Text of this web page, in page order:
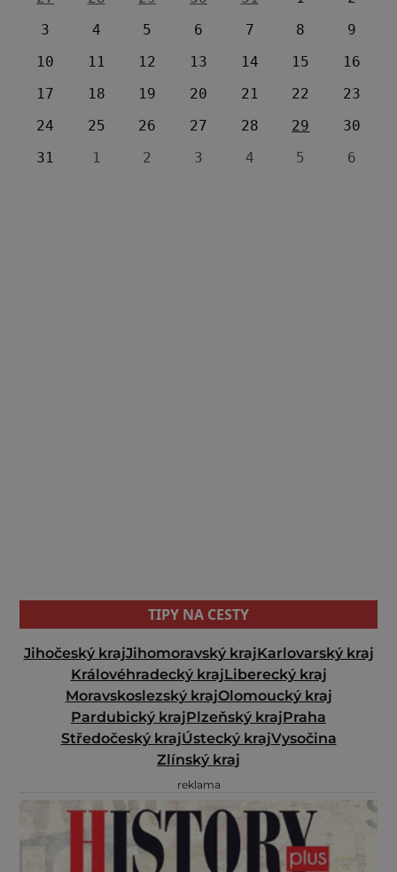
3
4 5 6 7 8
9
10
11 12 13 14 15
16
17
18 19 20 21 22
23
24
25 26 27 28 29
30
31
1 2 3 4 5 6
TIPY NA CESTY
Jihočeský krajJihomoravský krajKarlovarský kraj
Královéhradecký krajLiberecký kraj
Moravskoslezský krajOlomoucký kraj
Pardubický krajPlzeňský krajPraha
Středočeský krajÚstecký krajVysočina
Zlínský kraj
reklama